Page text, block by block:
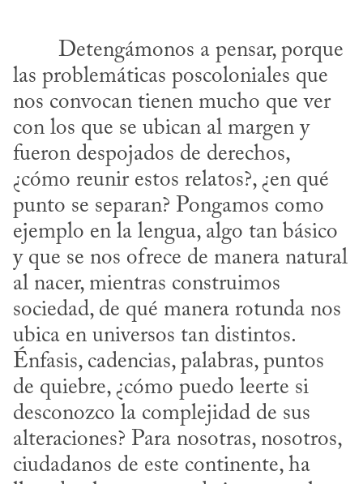
las problemáticas poscoloniales que
nos convocan tienen mucho que ver
con los que se ubican al margen y
fueron despojados de derechos,
¿cómo reunir estos relatos?, ¿en qué
punto se separan? Pongamos como
ejemplo en la lengua, algo tan básico
y que se nos ofrece de manera natural
al nacer, mientras construimos
sociedad, de qué manera rotunda nos
ubica en universos tan distintos.
Énfasis, cadencias, palabras, puntos
de quiebre, ¿cómo puedo leerte si
desconozco la complejidad de sus
alteraciones? Para nosotras, nosotros,
ciudadanos de este continente, ha